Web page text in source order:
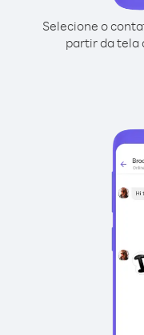
Selecione o
partir da tela